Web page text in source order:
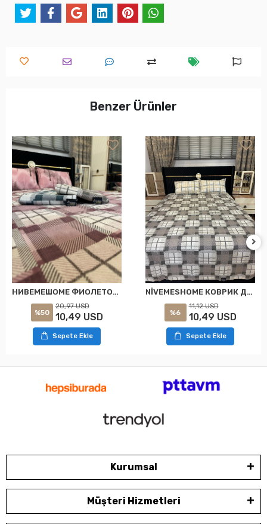
Benzer Ürünler
НИВЕМЕШОМЕ ФИОЛЕТОВЫЙ ОРНАМЕНТ 160X230 ОДНОМЕСТНОЕ ПЛЕД ОДНОМЕСТНЫЙ
%50
20,97 USD
10,49 USD
Sepete Ekle
NİVEMESHOME КОВРИК ДЛЯ ОДНОГО ЧЕЛОВЕКА С УЗОРОМ КОФЕ 160X230
%6
11,12 USD
10,49 USD
Sepete Ekle
Kurumsal
Müşteri Hizmetleri